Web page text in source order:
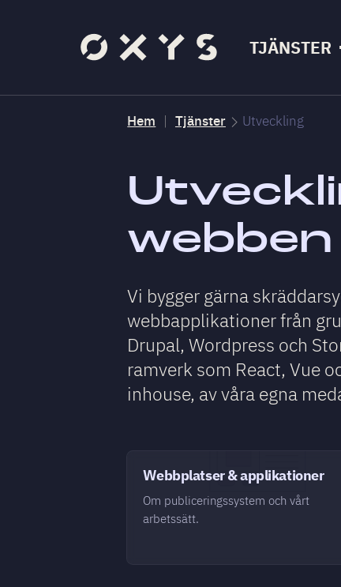
TJÄNSTER
Hem Tjänster Utveckling
webben
Vi bygger gärna
webbapplikationer från
Drupal, Wordpress och
ramverk som React, Vue
inhouse, av våra egna
Webbplatser & applikationer
Om publiceringssystem och vårt
arbetssätt.